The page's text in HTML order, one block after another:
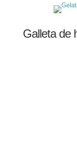
Galleta de